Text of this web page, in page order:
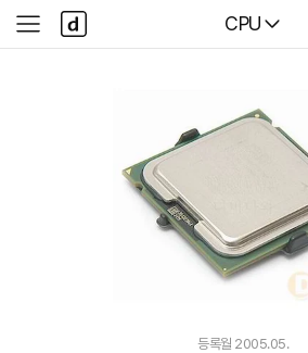
다나와
CPU
사
이
다
나
와
등록월 2005.05.